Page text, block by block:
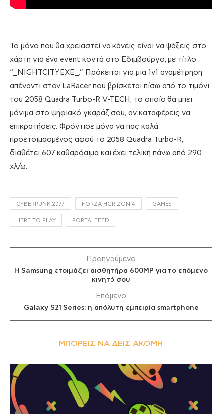
Το μόνο που θα χρειαστεί να κάνεις είναι να ψάξεις στο
χάρτη για ένα event κοντά στο Εδιμβούργο, με τίτλο
“_NIGHTCITY.EXE_.” Πρόκειται για μια 1v1 αναμέτρηση
απέναντι στον LaRacer που βρίσκεται πίσω από το τιμόνι
του 2058 Quadra Turbo-R V-TECH, το οποίο θα μπει
μόνιμα στο ψηφιακό γκαράζ σου, αν καταφέρεις να
επικρατήσεις. Φρόντισε μόνο να πας καλά
προετοιμασμένος αφού το 2058 Quadra Turbo-R,
διαθέτει 607 καθαρόαιμα και έχει τελική πάνω από 290
χλ/ω.
CYBERPUNK 2077 FORZA HORIZON 4 GAMES
HERE TO PLAY PORTALFEED
Προηγούμενο
Η Samsung ετοιμάζει αισθητήρα 600MP για το επόμενο
κινητό σου
Επόμενο
Galaxy S21 Series: η απόλυτη εμπειρία smartphone
ΜΠΟΡΕΊΣ ΝΑ ΔΕΙΣ ΑΚΌΜΗ